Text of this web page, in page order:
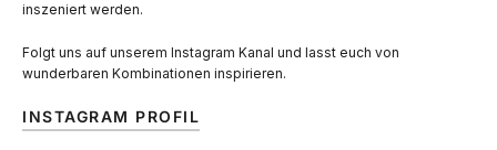
inszeniert werden.
Folgt uns auf unserem Instagram Kanal und lasst euch von
wunderbaren Kombinationen inspirieren.
INSTAGRAM PROFIL